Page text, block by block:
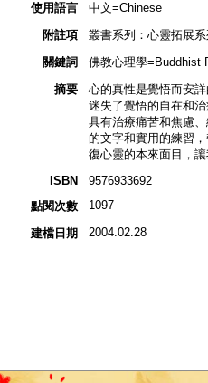
使用語言
中文=Chinese
附註項
叢書系列：心靈拓展
關鍵詞
佛教心理學=Buddhist
摘要
心的真性是覺悟而安
迷失了覺悟的自在和
具有治療痛苦和焦慮
的文字和實用的練習
復心靈的本來面目，
ISBN
9576933692
點閱次數
1097
建檔日期 2004.02.28